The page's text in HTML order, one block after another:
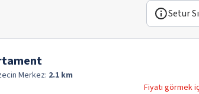
Setur
Merkez: 2.1 km
Fiyatı görmek